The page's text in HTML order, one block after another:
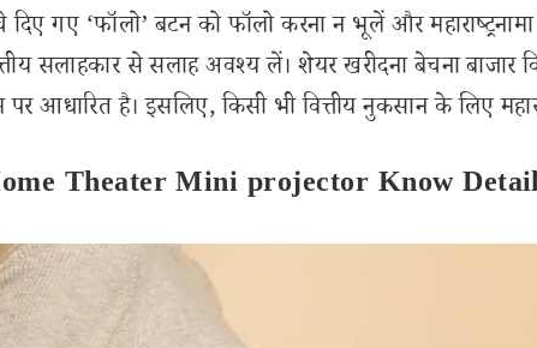
दिए गए ‘फॉलो’ बटन को फॉलो करना न भूलें और
सलाहकार से सलाह अवश्य लें। शेयर खरीदना बेचना
आधारित है। इसलिए, किसी भी वित्तीय नुकसान के लिए
Theater Mini projector Know